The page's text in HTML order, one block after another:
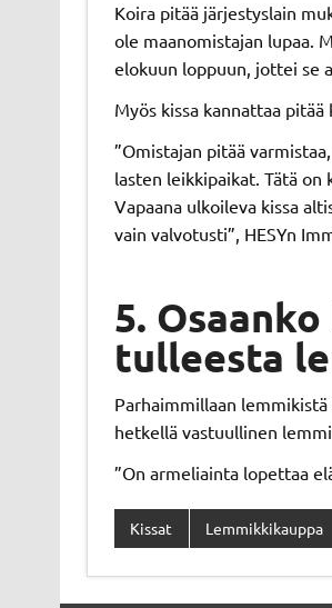
Koira pitää järjestyslain
ole maanomistajan lupaa.
elokuun loppuun, jottei se
Myös kissa kannattaa
”Omistajan pitää
lasten leikkipaikat. Tätä on
Vapaana ulkoileva kissa
vain valvotusti”, HESYn
5.
tulleesta
Parhaimmillaan
hetkellä vastuullinen
”On armeliainta lopettaa
Kissat Lemmikkikauppa